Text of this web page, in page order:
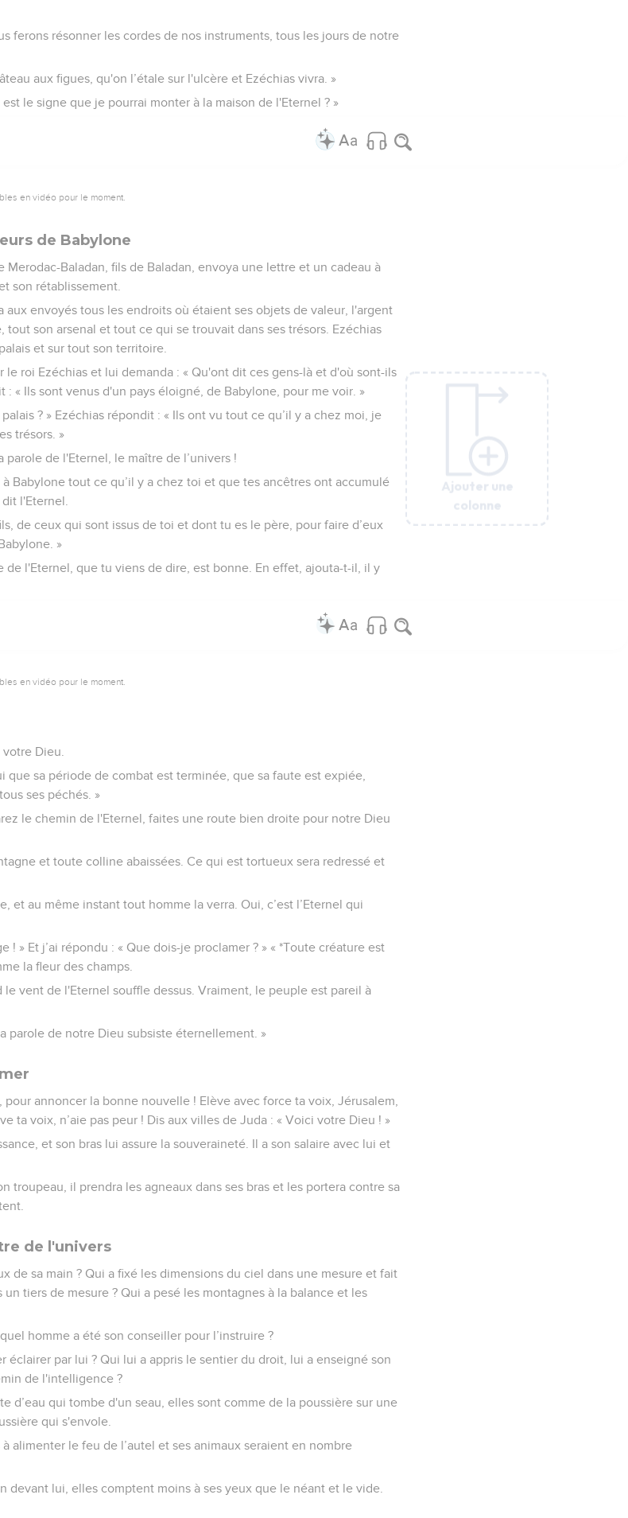
Ajouter une
colonne
ferons résonner les cordes de nos instruments, tous les jours de notre
aux figues, qu'on l’étale sur l'ulcère et Ezéchias vivra. »
le signe que je pourrai monter à la maison de l'Eternel ? »
Ajouter une
colonne
en vidéo pour le moment.
de Babylone
Baladan, fils de Baladan, envoya une lettre et un cadeau à
son rétablissement.
aux envoyés tous les endroits où étaient ses objets de valeur, l'argent
son arsenal et tout ce qui se trouvait dans ses trésors. Ezéchias
et sur tout son territoire.
roi Ezéchias et lui demanda : « Qu'ont dit ces gens-là et d'où sont-ils
: « Ils sont venus d'un pays éloigné, de Babylone, pour me voir. »
? » Ezéchias répondit : « Ils ont vu tout ce qu’il y a chez moi, je
trésors. »
parole de l'Eternel, le maître de l’univers !
Babylone tout ce qu’il y a chez toi et que tes ancêtres ont accumulé
l'Eternel.
de ceux qui sont issus de toi et dont tu es le père, pour faire d’eux
»
de l'Eternel, que tu viens de dire, est bonne. En effet, ajouta-t-il, il y
Ajouter une
colonne
en vidéo pour le moment.
Dieu.
sa période de combat est terminée, que sa faute est expiée,
ses péchés. »
le chemin de l'Eternel, faites une route bien droite pour notre Dieu
et toute colline abaissées. Ce qui est tortueux sera redressé et
et au même instant tout homme la verra. Oui, c’est l’Eternel qui
! » Et j’ai répondu : « Que dois-je proclamer ? » « *Toute créature est
la fleur des champs.
vent de l'Eternel souffle dessus. Vraiment, le peuple est pareil à
parole de notre Dieu subsiste éternellement. »
annoncer la bonne nouvelle ! Elève avec force ta voix, Jérusalem,
ta voix, n’aie pas peur ! Dis aux villes de Juda : « Voici votre Dieu ! »
et son bras lui assure la souveraineté. Il a son salaire avec lui et
troupeau, il prendra les agneaux dans ses bras et les portera contre sa
de l'univers
de sa main ? Qui a fixé les dimensions du ciel dans une mesure et fait
tiers de mesure ? Qui a pesé les montagnes à la balance et les
homme a été son conseiller pour l’instruire ?
éclairer par lui ? Qui lui a appris le sentier du droit, lui a enseigné son
de l'intelligence ?
d’eau qui tombe d'un seau, elles sont comme de la poussière sur une
qui s'envole.
alimenter le feu de l’autel et ses animaux seraient en nombre
devant lui, elles comptent moins à ses yeux que le néant et le vide.
Ajouter une
colonne
Ajouter une
colonne
Ajouter une
colonne